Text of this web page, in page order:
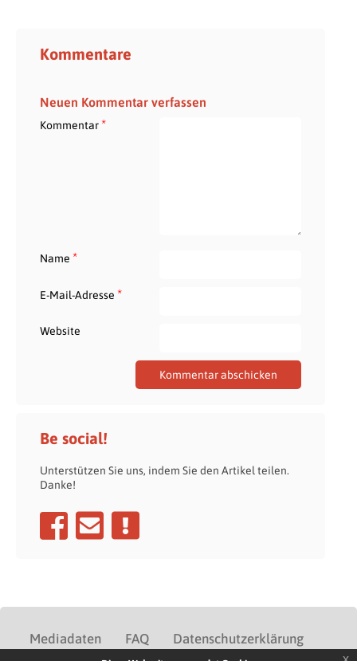
Kommentare
Neuen Kommentar verfassen
Kommentar*
Name *
E-Mail-Adresse *
Website
Be social!
Unterstützen Sie uns, indem Sie den Artikel teilen.
Danke!
Mediadaten FAQ
Datenschutzerklärung